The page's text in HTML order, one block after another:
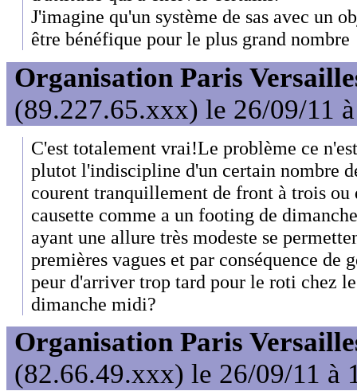
J'imagine qu'un système de sas avec un
être bénéfique pour le plus grand nombre
Organisation Paris
(89.227.65.xxx) le 26/09/11
C'est totalement vrai!Le problème ce
plutot l'indiscipline d'un certain nombre
courent tranquillement de front à trois ou
causette comme a un footing de
ayant une allure très modeste se
premières vagues et par conséquence de
peur d'arriver trop tard pour le roti chez
dimanche midi?
Organisation Paris
(82.66.49.xxx) le 26/09/11 à